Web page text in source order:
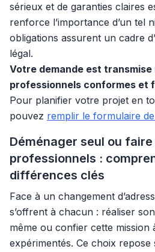
sérieux et de garanties claires
renforce l’importance d’un tel
obligations assurent un cadre
légal.
Votre demande est transmise
professionnels conformes et
Pour planifier votre projet en
pouvez remplir le formulaire
Déménager seul ou
professionnels :
différences clés
Face à un changement
s’offrent à chacun : réaliser son
même ou confier cette mission
expérimentés. Ce choix